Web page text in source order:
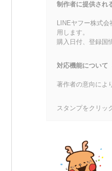
制作者に提供され
LINEヤフー株式
用します。
購入日付、登録国
対応機能について
著作者の意向によ
スタンプをクリッ